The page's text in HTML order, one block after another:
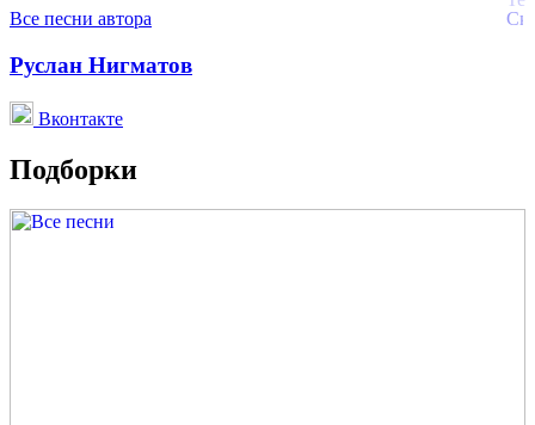
Все песни автора
Руслан Нигматов
Вконтакте
Подборки